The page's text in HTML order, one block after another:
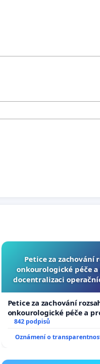
Petice za zachování
onkourologické péče
docentralizaci
Petice za zachování
onkourologické péče a
docentralizaci
842 podpisů
Oznámení o